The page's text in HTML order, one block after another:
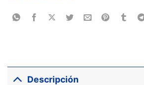
Descripción